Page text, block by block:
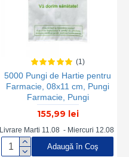
5000 Pungi de Hartie pentru
Farmacie, 08x11 cm, Pungi
Farmacie, Pungi
Farmaceutice, Pungi
Medicamente, Plicuri
Farmaceutice, Ambalaje
Medicamente, Pungi Hartie
Farmacie, Pungi de Hartie
155,99 lei
(1)
Livrare Marti 11.08 - Miercuri 12.08
Adaugă în Coş